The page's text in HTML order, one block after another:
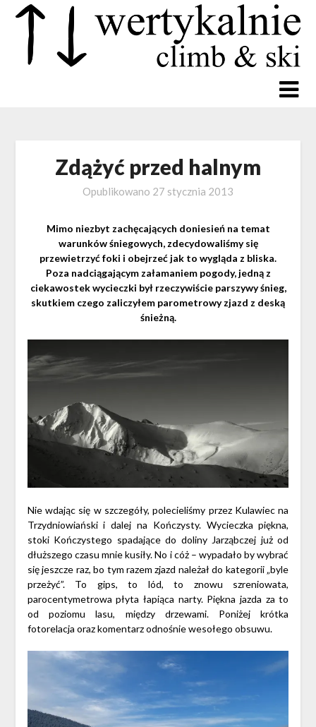
Zdążyć przed halnym
Opublikowano 27 stycznia 2013
Mimo niezbyt zachęcających doniesień na temat
warunków śniegowych, zdecydowaliśmy się
przewietrzyć foki i obejrzeć jak to wygląda z bliska.
Poza nadciągającym załamaniem pogody, jedną z
ciekawostek wycieczki był rzeczywiście parszywy śnieg,
skutkiem czego zaliczyłem parometrowy zjazd z deską
śnieżną.
Nie wdając się w szczegóły, polecieliśmy przez Kulawiec na
Trzydniowiański i dalej na Kończysty. Wycieczka piękna,
stoki Kończystego spadające do doliny Jarząbczej już od
dłuższego czasu mnie kusiły. No i cóż – wypadało by wybrać
się jeszcze raz, bo tym razem zjazd należał do kategorii „byle
przeżyć”. To gips, to lód, to znowu szreniowata,
parocentymetrowa płyta łapiąca narty. Piękna jazda za to
od poziomu lasu, między drzewami. Poniżej krótka
fotorelacja oraz komentarz odnośnie wesołego obsuwu.